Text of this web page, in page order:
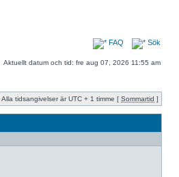
FAQ Sök
Aktuellt datum och tid: fre aug 07, 2026 11:55 am
Alla tidsangivelser är UTC + 1 timme [ Sommartid ]